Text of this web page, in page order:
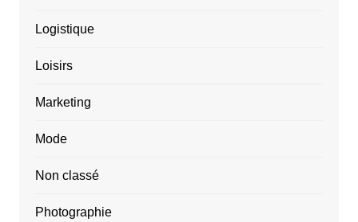
Logistique
Loisirs
Marketing
Mode
Non classé
Photographie